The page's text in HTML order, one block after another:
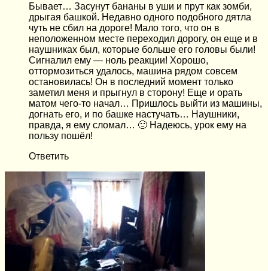
Бывает… Засунут бананы в уши и прут как зомби,
дрыгая башкой. Недавно одного подобного дятла
чуть не сбил на дороге! Мало того, что он в
неположенном месте переходил дорогу, он еще и в
наушниках был, которые больше его головы были!
Сигналил ему — ноль реакции! Хорошо,
оттормозиться удалось, машина рядом совсем
остановилась! Он в последний момент только
заметил меня и прыгнул в сторону! Еще и орать
матом чего-то начал… Пришлось выйти из машины,
догнать его, и по башке настучать… Наушники,
правда, я ему сломал… 🙁 Надеюсь, урок ему на
пользу пошёл!
Ответить